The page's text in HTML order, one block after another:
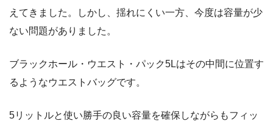
えてきました。しかし、揺れにくい一方、今度は容量が少
ない問題がありました。
ブラックホール・ウエスト・パック5Lはその中間に位置す
るようなウエストバッグです。
5リットルと使い勝手の良い容量を確保しながらもフィッ